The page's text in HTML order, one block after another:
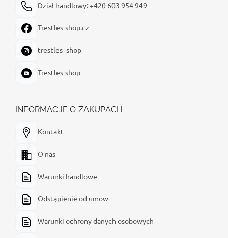
Dział handlowy: +420 603 954 949
Trestles-shop.cz
trestles_shop
Trestles-shop
INFORMACJE O ZAKUPACH
Kontakt
O nas
Warunki handlowe
Odstąpienie od umow
Warunki ochrony danych osobowych